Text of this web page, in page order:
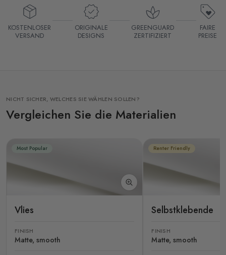
KOSTENLOSER
VERSAND
ORIGINALE
DESIGNS
GREENGUARD
ZERTIFIZIERT
FAIRE
PREISE
NICHT SICHER, WELCHES SIE WÄHLEN SOLLEN?
Vergleichen Sie die Materialien
Most Popular
Vlies
FINISH
Matte, smooth
Renter Friendly
Selbstklebende
FINISH
Matte, smooth